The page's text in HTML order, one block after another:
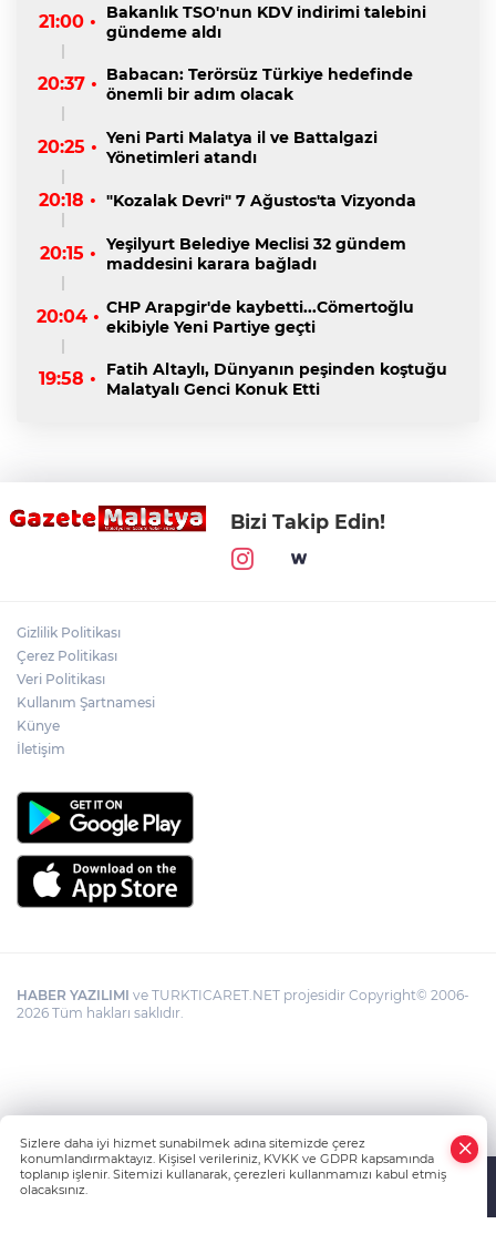
21:00 •
Bakanlık TSO'nun KDV indirimi talebini
gündeme aldı
20:37 • Babacan: Terörsüz Türkiye hedefinde
önemli bir adım olacak
20:25 • Yeni Parti Malatya il ve Battalgazi
Yönetimleri atandı
20:18 • "Kozalak Devri" 7 Ağustos'ta Vizyonda
20:15 • Yeşilyurt Belediye Meclisi 32 gündem
maddesini karara bağladı
20:04 • CHP Arapgir'de kaybetti...Cömertoğlu
ekibiyle Yeni Partiye geçti
19:58 •
Fatih Altaylı, Dünyanın peşinden koştuğu
Malatyalı Genci Konuk Etti
Bizi Takip Edin!
Gizlilik Politikası
Çerez Politikası
Veri Politikası
Kullanım Şartnamesi
Künye
İletişim
HABER YAZILIMI ve TURKTICARET.NET projesidir Copyright© 2006-
2026 Tüm hakları saklıdır.
Sizlere daha iyi hizmet sunabilmek adına sitemizde çerez
konumlandırmaktayız. Kişisel verileriniz, KVKK ve GDPR kapsamında
toplanıp işlenir. Sitemizi kullanarak, çerezleri kullanmamızı kabul etmiş
olacaksınız.